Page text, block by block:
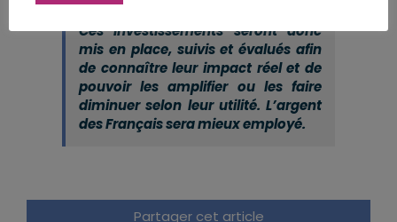
Ces investissements seront donc
mis en place, suivis et évalués afin
de connaître leur impact réel et de
pouvoir les amplifier ou les faire
diminuer selon leur utilité. L’argent
des Français sera mieux employé.
Partager cet article